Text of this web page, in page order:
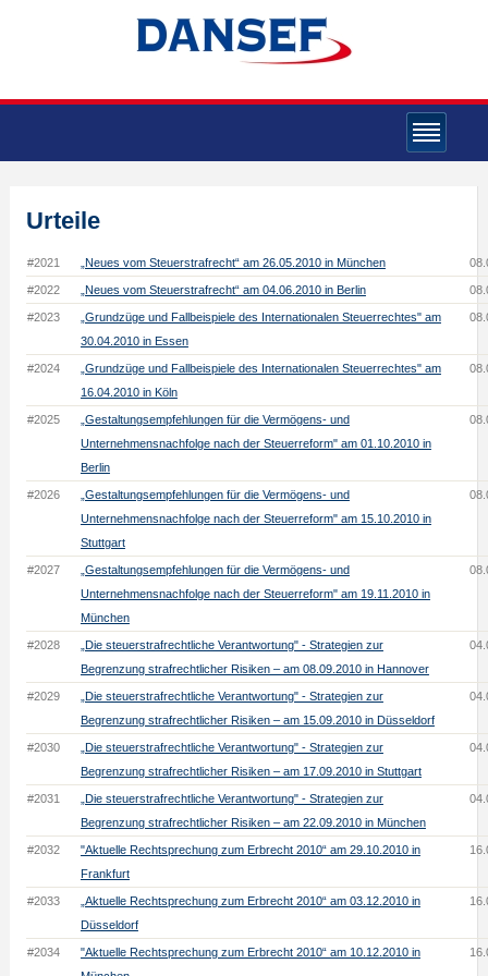
Urteile
#2021 „Neues vom Steuerstrafrecht“ am 26.05.2010 in München
#2022 „Neues vom Steuerstrafrecht“ am 04.06.2010 in Berlin
#2023
„Grundzüge und Fallbeispiele des Internationalen Steuerrechtes" am
30.04.2010 in Essen
#2024
„Grundzüge und Fallbeispiele des Internationalen Steuerrechtes" am
16.04.2010 in Köln
#2025
„Gestaltungsempfehlungen für die Vermögens- und
Unternehmensnachfolge nach der Steuerreform" am 01.10.2010 in
Berlin
#2026
„Gestaltungsempfehlungen für die Vermögens- und
Unternehmensnachfolge nach der Steuerreform" am 15.10.2010 in
Stuttgart
#2027
„Gestaltungsempfehlungen für die Vermögens- und
Unternehmensnachfolge nach der Steuerreform" am 19.11.2010 in
München
#2028
„Die steuerstrafrechtliche Verantwortung" - Strategien zur
Begrenzung strafrechtlicher Risiken – am 08.09.2010 in Hannover
#2029
„Die steuerstrafrechtliche Verantwortung" - Strategien zur
Begrenzung strafrechtlicher Risiken – am 15.09.2010 in Düsseldorf
#2030
„Die steuerstrafrechtliche Verantwortung" - Strategien zur
Begrenzung strafrechtlicher Risiken – am 17.09.2010 in Stuttgart
#2031
„Die steuerstrafrechtliche Verantwortung" - Strategien zur
Begrenzung strafrechtlicher Risiken – am 22.09.2010 in München
#2032
"Aktuelle Rechtsprechung zum Erbrecht 2010“ am 29.10.2010 in
Frankfurt
#2033
„Aktuelle Rechtsprechung zum Erbrecht 2010“ am 03.12.2010 in
Düsseldorf
#2034
"Aktuelle Rechtsprechung zum Erbrecht 2010“ am 10.12.2010 in